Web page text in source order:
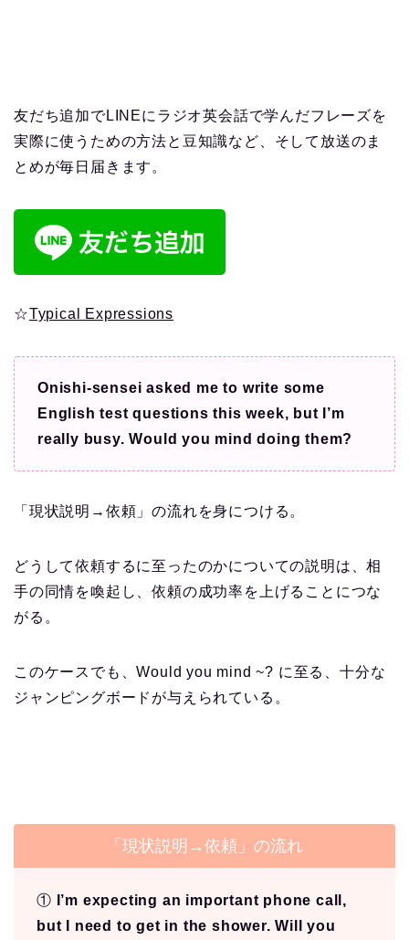
友だち追加でLINEにラジオ英会話で学んだフレーズを
実際に使うための方法と豆知識など、そして放送のま
とめが毎日届きます。
☆Typical Expressions
Onishi-sensei asked me to write some
English test questions this week, but I’m
really busy. Would you mind doing them?
「現状説明→依頼」の流れを身につける。
どうして依頼するに至ったのかについての説明は、相
手の同情を喚起し、依頼の成功率を上げることにつな
がる。
このケースでも、Would you mind ~? に至る、十分な
ジャンピングボードが与えられている。
「現状説明→依頼」の流れ
①
I’m expecting an important phone call,
but I need to get in the shower. Will you